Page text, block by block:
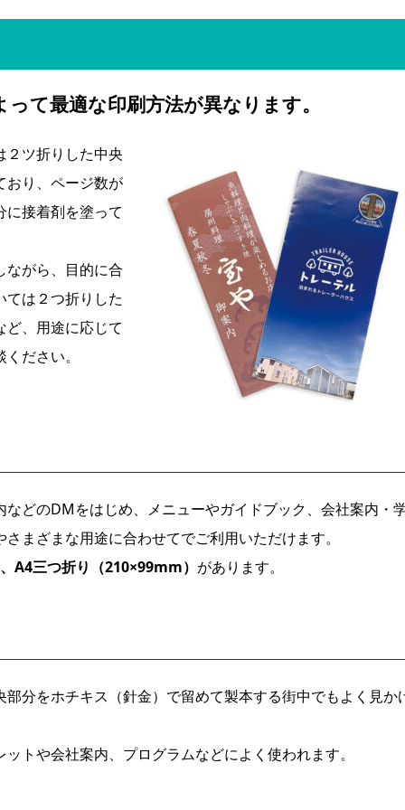
て最適な印刷方法が異なります。
ツ折りした中央
おり、ページ数が
接着剤を塗って
がら、目的に合
は２つ折りした
、用途に応じて
ださい。
どのDMをはじめ、メニューやガイドブック、会社案内・
まざまな用途に合わせてでご利用いただけます。
A4三つ折り（210×99mm） があります。
分をホチキス（針金）で留めて製本する街中でもよく見か
トや会社案内、プログラムなどによく使われます。